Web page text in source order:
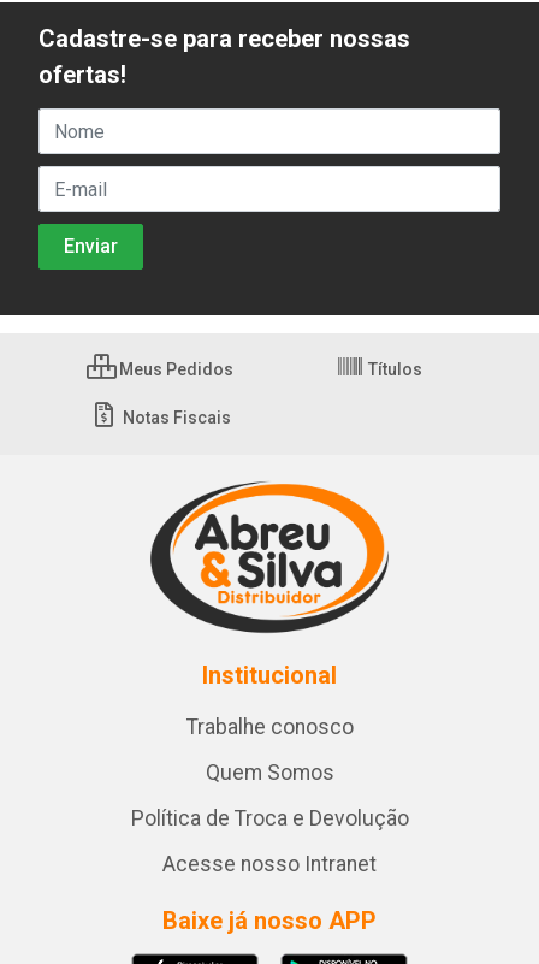
Cadastre-se para receber nossas
ofertas!
Meus Pedidos Títulos
Notas Fiscais
Institucional
Trabalhe conosco
Quem Somos
Política de Troca e Devolução
Acesse nosso Intranet
Baixe já nosso APP